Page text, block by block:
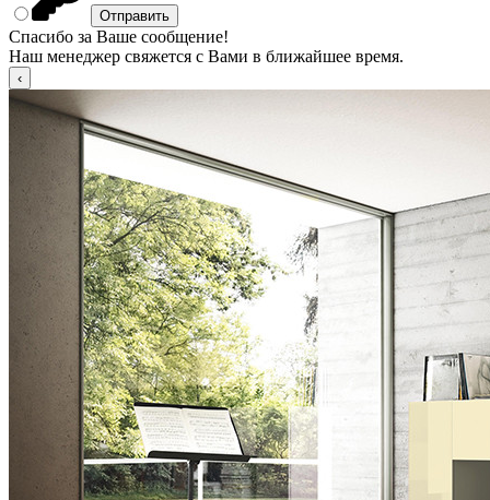
Спасибо за Ваше сообщение!
Наш менеджер свяжется с Вами в ближайшее время.